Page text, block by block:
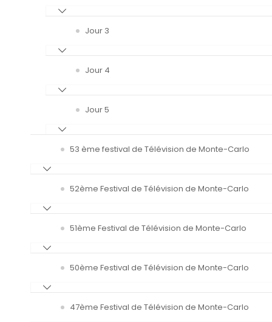
Jour 3
Jour 4
Jour 5
53 ème festival de Télévision de Monte-Carlo
52ème Festival de Télévision de Monte-Carlo
51ème Festival de Télévision de Monte-Carlo
50ème Festival de Télévision de Monte-Carlo
47ème Festival de Télévision de Monte-Carlo